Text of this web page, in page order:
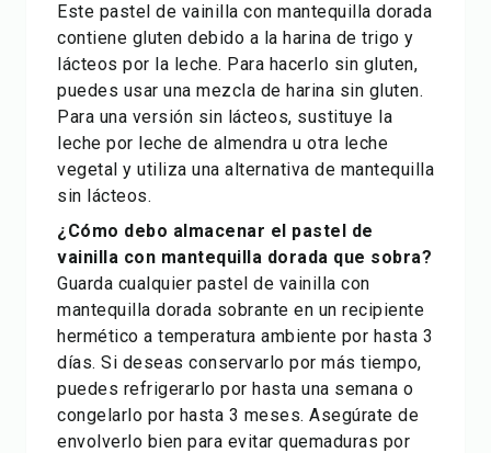
Este pastel de vainilla con mantequilla dorada
contiene gluten debido a la harina de trigo y
lácteos por la leche. Para hacerlo sin gluten,
puedes usar una mezcla de harina sin gluten.
Para una versión sin lácteos, sustituye la
leche por leche de almendra u otra leche
vegetal y utiliza una alternativa de mantequilla
sin lácteos.
¿Cómo debo almacenar el pastel de
vainilla con mantequilla dorada que sobra?
Guarda cualquier pastel de vainilla con
mantequilla dorada sobrante en un recipiente
hermético a temperatura ambiente por hasta 3
días. Si deseas conservarlo por más tiempo,
puedes refrigerarlo por hasta una semana o
congelarlo por hasta 3 meses. Asegúrate de
envolverlo bien para evitar quemaduras por